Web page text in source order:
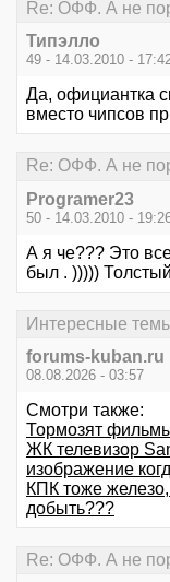
Re: ОФФ. А не
Типэлло
49 - 14.03.2010 -
Да, официантка
вместо чипсов
Re: ОФФ. А не
Programer23
50 - 14.03.2010 -
А я че??? Это
был . )))))
Интересные
forums-kuban.ru
08.08.2026 - 03:57
Смотри также:
Тормозят
ЖК телевизор
изображение
КПК тоже
добыть???
Re: ОФФ. А не